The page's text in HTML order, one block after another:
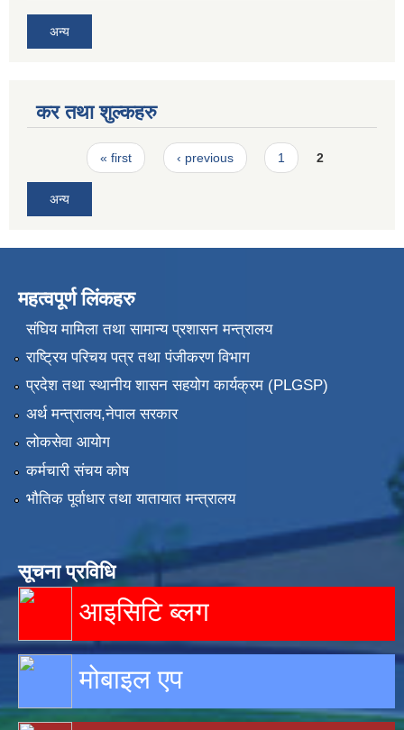
अन्य
कर तथा शुल्कहरु
Pages« first ‹ previous 1 2
अन्य
महत्वपूर्ण लिंकहरु
संघिय मामिला तथा सामान्य प्रशासन मन्त्रालय
राष्ट्रिय परिचय पत्र तथा पंजीकरण विभाग
प्रदेश तथा स्थानीय शासन सहयोग कार्यक्रम (PLGSP)
अर्थ मन्त्रालय,नेपाल सरकार
लोकसेवा आयोग
कर्मचारी संचय कोष
भौतिक पूर्वाधार तथा यातायात मन्त्रालय
सूचना प्रविधि
आइसिटि ब्लग
मोबाइल एप